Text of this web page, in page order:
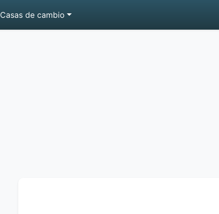
Casas de cambio